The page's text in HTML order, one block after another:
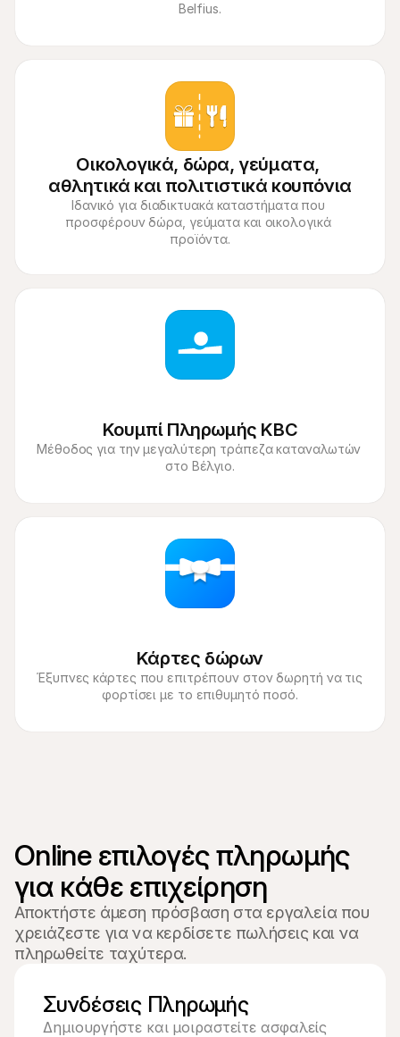
Belfius.
Οικολογικά, δώρα, γεύματα,
αθλητικά και πολιτιστικά κουπόνια
Ιδανικό για διαδικτυακά καταστήματα που
προσφέρουν δώρα, γεύματα και οικολογικά
προϊόντα.
Κουμπί Πληρωμής KBC
Μέθοδος για την μεγαλύτερη τράπεζα καταναλωτών
στο Βέλγιο.
Κάρτες δώρων
Έξυπνες κάρτες που επιτρέπουν στον δωρητή να τις
φορτίσει με το επιθυμητό ποσό.
Online επιλογές πληρωμής
για κάθε επιχείρηση
Αποκτήστε άμεση πρόσβαση στα εργαλεία που
χρειάζεστε για να κερδίσετε πωλήσεις και να
πληρωθείτε ταχύτερα.
Συνδέσεις Πληρωμής
Δημιουργήστε και μοιραστείτε ασφαλείς